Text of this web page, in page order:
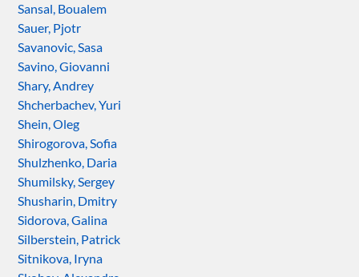
Sansal, Boualem
Sauer, Pjotr
Savanovic, Sasa
Savino, Giovanni
Shary, Andrey
Shcherbachev, Yuri
Shein, Oleg
Shirogorova, Sofia
Shulzhenko, Daria
Shumilsky, Sergey
Shusharin, Dmitry
Sidorova, Galina
Silberstein, Patrick
Sitnikova, Iryna